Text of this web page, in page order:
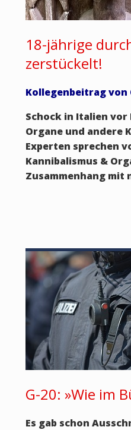
18-jährige
zerstückelt!
Kollegenbeitrag von
Schock in Italien
Organe und andere
Experten sprechen
Kannibalismus &
Zusammenhang mit
G-20: »Wie im
Es gab schon